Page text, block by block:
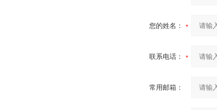
您的姓名：
联系电话：
常用邮箱：